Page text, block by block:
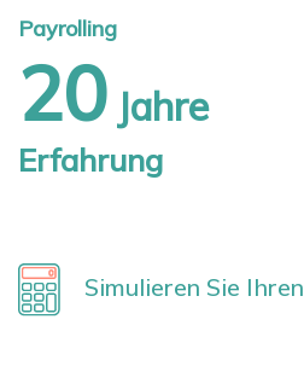
Payrolling
20 Jahre
Erfahrung
Simulieren Sie